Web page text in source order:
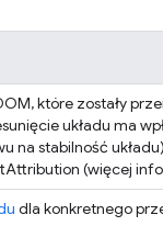
które zostały
układu ma
na stabilność
(więcej
dla konkretnego